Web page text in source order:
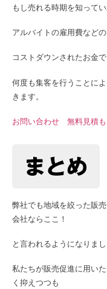
もし売れる時期を知って
アルバイトの雇用費など
コストダウンされたお金
何度も集客を行うことに
きます。
お問い合わせ 無料見積も
まとめ
弊社でも地域を絞った販
会社ならここ！
と言われるようになりまし
私たちが販売促進に用い
く抑えつつも